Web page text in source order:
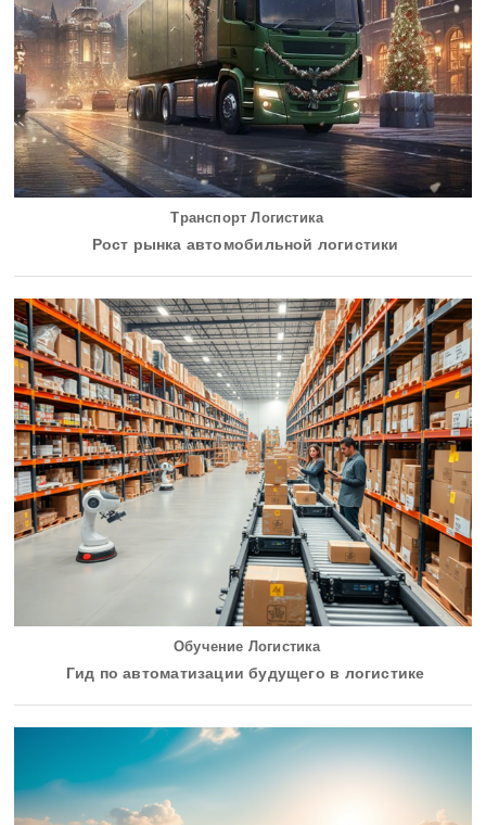
Транспорт Логистика
Рост рынка автомобильной логистики
Обучение Логистика
Гид по автоматизации будущего в логистике